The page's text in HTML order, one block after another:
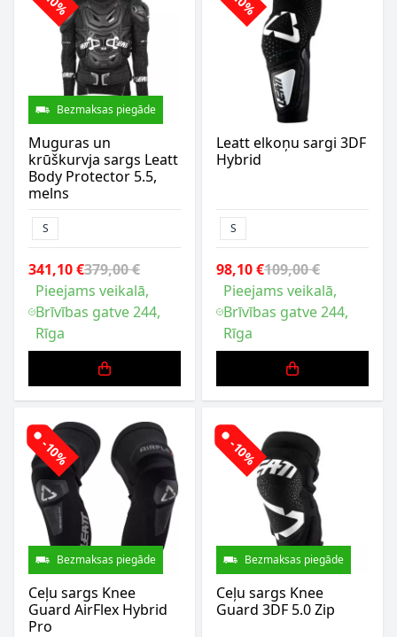
Bezmaksas piegāde
Muguras un
krūškurvja sargs Leatt
Body Protector 5.5,
melns
S
341,10 €379,00 €
Pieejams veikalā,
Brīvības gatve 244,
Rīga
Leatt elkoņu sargi 3DF
Hybrid
S
98,10 €109,00 €
Pieejams veikalā,
Brīvības gatve 244,
Rīga
-10%
Bezmaksas piegāde
Ceļu sargs Knee
Guard AirFlex Hybrid
Pro
-10%
Bezmaksas piegāde
Ceļu sargs Knee
Guard 3DF 5.0 Zip